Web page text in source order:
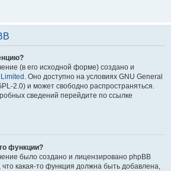
(в его исходной форме) создано и
. Оно доступно на условиях GNU General
2.0) и может свободно распространяться.
сведений перейдите по ссылке
функции?
было создано и лицензировано phpBB
что какая-то функция должна быть добавлена,